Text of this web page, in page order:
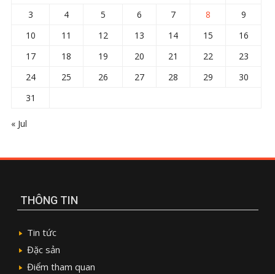
3
4 5 6 7 8
9
10
11 12 13 14 15
16
17
18 19 20 21 22
23
24
25 26 27 28 29
30
31
« Jul
THÔNG TIN
Tin tức
Đặc sản
Điểm tham quan